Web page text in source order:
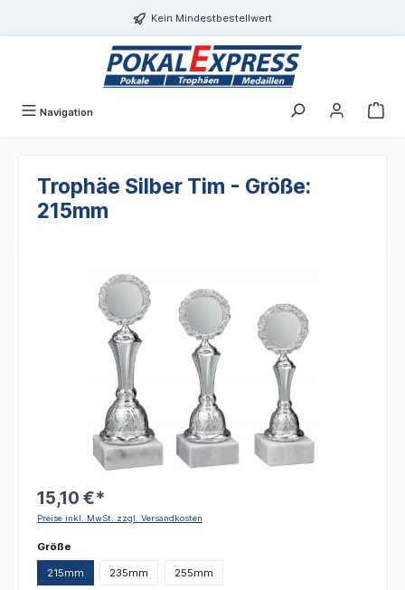
Kein Mindestbestellwert
Navigation
Trophäe Silber Tim - Größe:
215mm
Bildergalerie überspringen
15,10 €*
Preise inkl. MwSt. zzgl. Versandkosten
Größe
215mm 235mm 255mm